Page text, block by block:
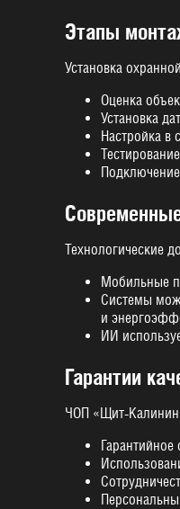
Этапы
Установка
Оценка
Установка
Настройка в
Технологические
Мобильные
Системы
и
ИИ
Гарантии
ЧОП «Щит-